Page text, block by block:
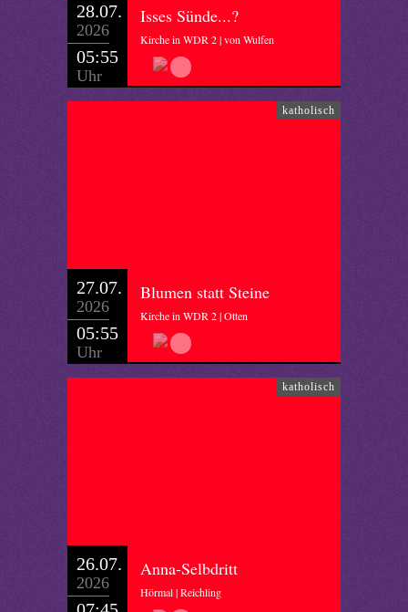
28.07.
2026
05:55
Uhr
Isses Sünde...?
Kirche in WDR 2 | von Wulfen
katholisch
27.07.
2026
05:55
Uhr
Blumen statt Steine
Kirche in WDR 2 | Otten
katholisch
26.07.
2026
Anna-Selbdritt
Hörmal | Reichling